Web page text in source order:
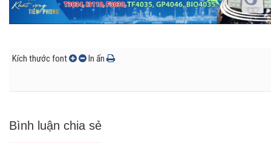
Kích thước font In ấn
Bình luận chia sẻ